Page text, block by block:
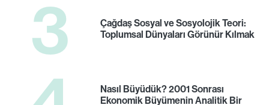
3
Çağdaş Sosyal ve Sosyolojik Teori:
Toplumsal Dünyaları Görünür Kılmak
Nasıl Büyüdük? 2001 Sonrası
Ekonomik Büyümenin Analitik Bir